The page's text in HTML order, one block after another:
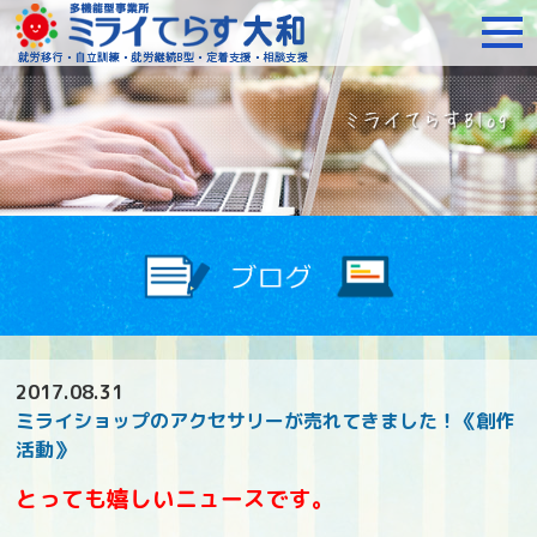
障がいをお持ちの方へ
2017.08.31
ミライショップのアクセサリーが売れてきました！《創作
活動》
とっても嬉しいニュースです。